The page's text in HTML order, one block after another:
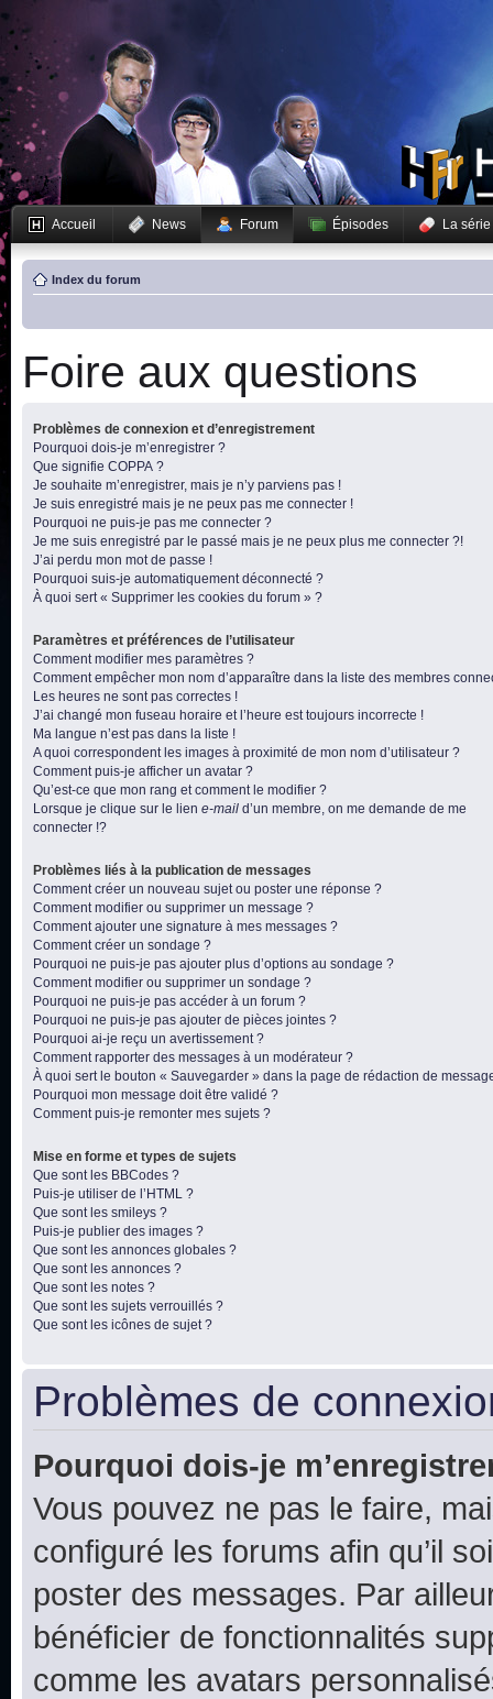
Accueil News Forum Épisodes La série
Index du forum
Foire aux questions
Problèmes de connexion et d’enregistrement
Pourquoi dois-je m’enregistrer ?
Que signifie COPPA ?
Je souhaite m’enregistrer, mais je n’y parviens pas !
Je suis enregistré mais je ne peux pas me connecter !
Pourquoi ne puis-je pas me connecter ?
Je me suis enregistré par le passé mais je ne peux plus me connecter ?!
J’ai perdu mon mot de passe !
Pourquoi suis-je automatiquement déconnecté ?
À quoi sert « Supprimer les cookies du forum » ?
Paramètres et préférences de l’utilisateur
Comment modifier mes paramètres ?
Comment empêcher mon nom d’apparaître dans la liste des membres
Les heures ne sont pas correctes !
J’ai changé mon fuseau horaire et l’heure est toujours incorrecte !
Ma langue n’est pas dans la liste !
A quoi correspondent les images à proximité de mon nom d’utilisateur ?
Comment puis-je afficher un avatar ?
Qu’est-ce que mon rang et comment le modifier ?
Lorsque je clique sur le lien e-mail d’un membre, on me demande de me
connecter !?
Problèmes liés à la publication de messages
Comment créer un nouveau sujet ou poster une réponse ?
Comment modifier ou supprimer un message ?
Comment ajouter une signature à mes messages ?
Comment créer un sondage ?
Pourquoi ne puis-je pas ajouter plus d’options au sondage ?
Comment modifier ou supprimer un sondage ?
Pourquoi ne puis-je pas accéder à un forum ?
Pourquoi ne puis-je pas ajouter de pièces jointes ?
Pourquoi ai-je reçu un avertissement ?
Comment rapporter des messages à un modérateur ?
À quoi sert le bouton « Sauvegarder » dans la page de rédaction de
Pourquoi mon message doit être validé ?
Comment puis-je remonter mes sujets ?
Mise en forme et types de sujets
Que sont les BBCodes ?
Puis-je utiliser de l’HTML ?
Que sont les smileys ?
Puis-je publier des images ?
Que sont les annonces globales ?
Que sont les annonces ?
Que sont les notes ?
Que sont les sujets verrouillés ?
Que sont les icônes de sujet ?
Problèmes de
Pourquoi dois-je
Vous pouvez ne pas le faire,
configuré les forums afin qu’il
poster des messages. Par
bénéficier de fonctionnalités
comme les avatars